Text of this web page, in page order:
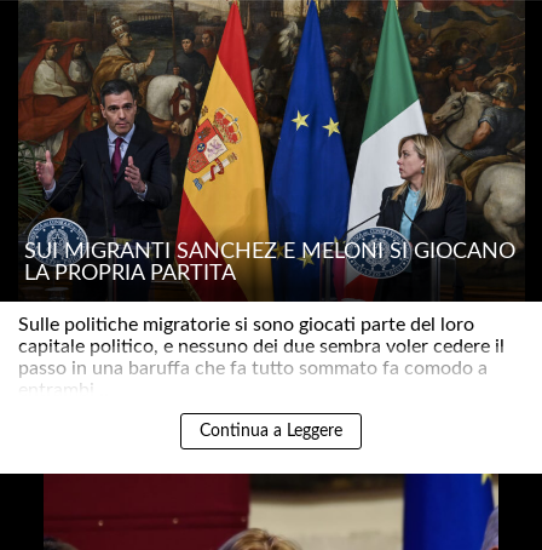
SUI MIGRANTI SÁNCHEZ E MELONI SI GIOCANO
LA PROPRIA PARTITA
Sulle politiche migratorie si sono giocati parte del loro
capitale politico, e nessuno dei due sembra voler cedere il
passo in una baruffa che fa tutto sommato fa comodo a
entrambi ..
Continua a Leggere